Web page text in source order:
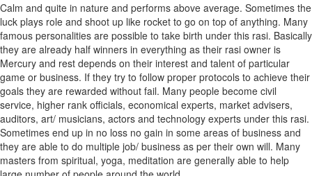
Calm and quite in nature and performs above average. Sometimes the
luck plays role and shoot up like rocket to go on top of anything. Many
famous personalities are possible to take birth under this rasi. Basically
they are already half winners in everything as their rasi owner is
Mercury and rest depends on their interest and talent of particular
game or business. If they try to follow proper protocols to achieve their
goals they are rewarded without fail. Many people become civil
service, higher rank officials, economical experts, market advisers,
auditors, art/ musicians, actors and technology experts under this rasi.
Sometimes end up in no loss no gain in some areas of business and
they are able to do multiple job/ business as per their own will. Many
masters from spiritual, yoga, meditation are generally able to help